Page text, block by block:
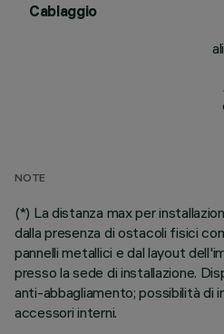
Cablaggio
NOTE
(*) La distanza max per
dalla presenza di ostacoli fisici
pannelli metallici e dal layout
presso la sede di installazione.
anti-abbagliamento; possibilità di
accessori interni.